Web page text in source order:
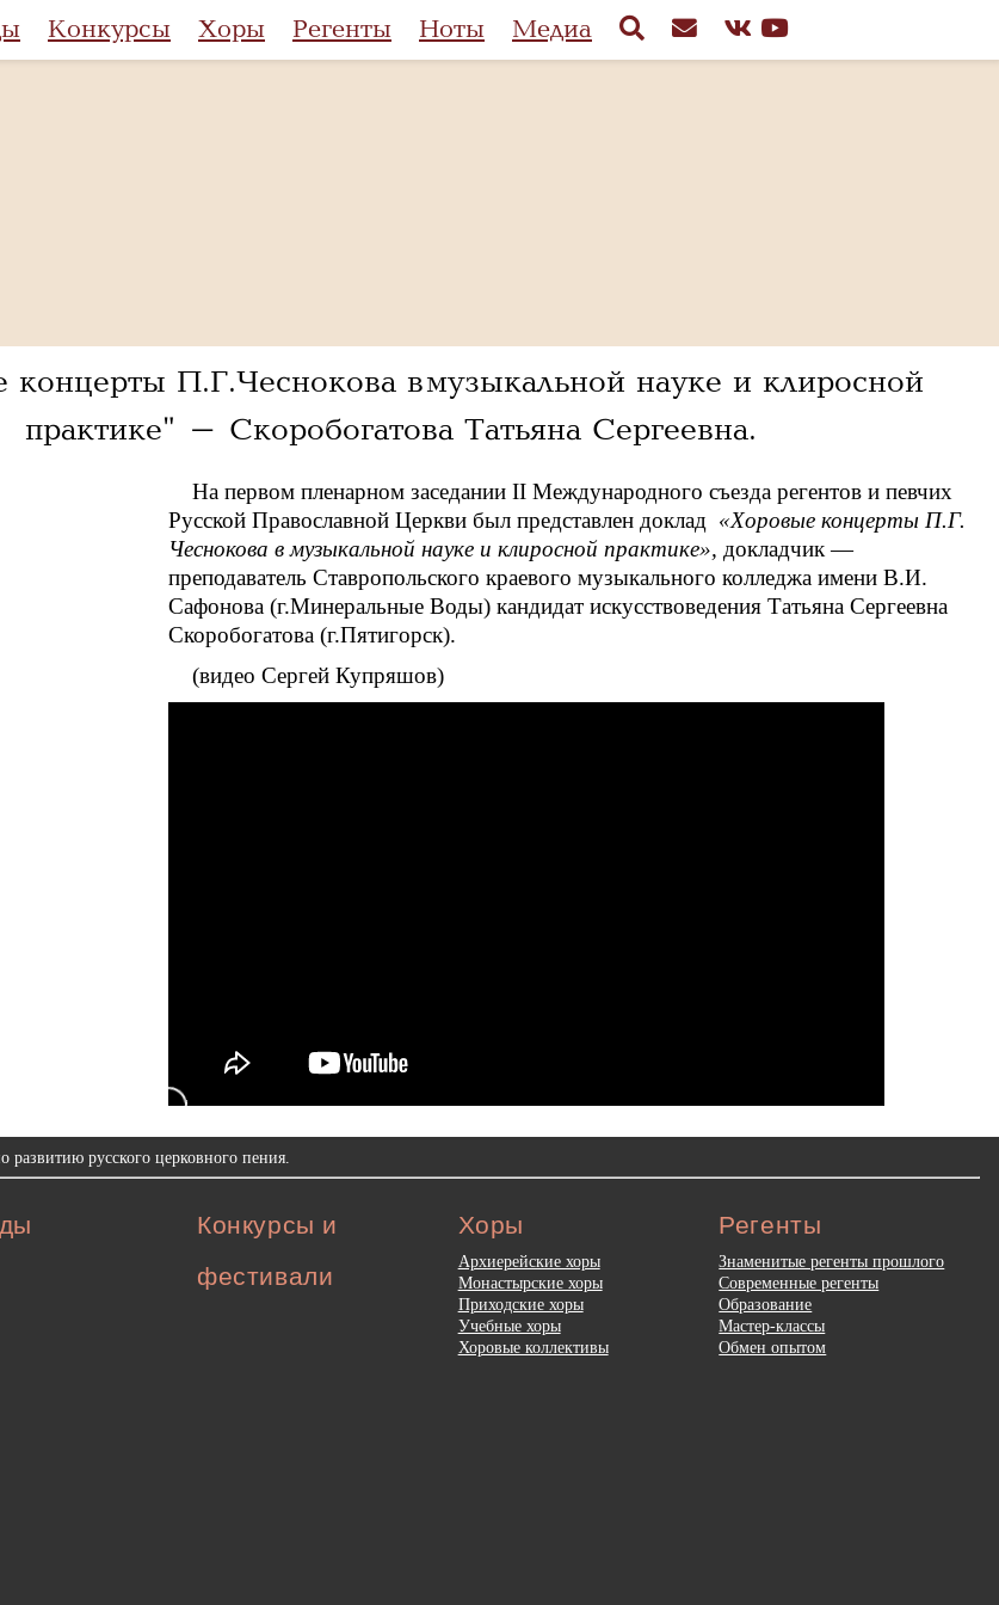
Конкурсы Хоры Регенты Ноты Медиа
концерты П.Г.Чеснокова в музыкальной науке и клиросной
практике" - Скоробогатова Татьяна Сергеевна.
На первом пленарном заседании II Международного съезда регентов и певчих
Русской Православной Церкви был представлен доклад «Хоровые концерты П.Г.
Чеснокова в музыкальной науке и клиросной практике», докладчик —
преподаватель Ставропольского краевого музыкального колледжа имени В.И.
Сафонова (г.Минеральные Воды) кандидат искусствоведения Татьяна Сергеевна
Скоробогатова (г.Пятигорск).
(видео Сергей Купряшов)
русского церковного пения.
Конкурсы и
фестивали
Хоры
Архиерейские хоры
Монастырские хоры
Приходские хоры
Учебные хоры
Хоровые коллективы
Регенты
Знаменитые регенты прошлого
Современные регенты
Образование
Мастер-классы
Обмен опытом